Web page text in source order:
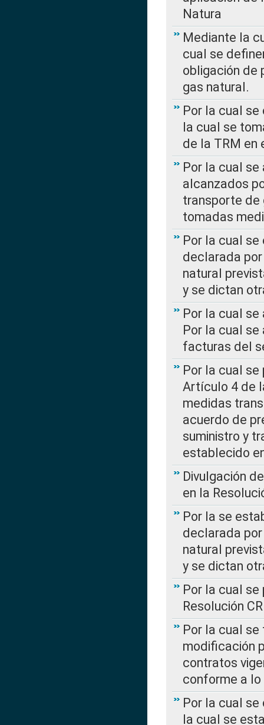
Natura
Mediante la
cual se
obligación de
gas natural.
Por la cual se
la cual se
de la TRM en
Por la cual
alcanzados
transporte de
tomadas
Por la cual
declarada
natural
y se dictan
Por la cual se
Por la cual
facturas del
Por la cual
Artículo 4 de
medidas
acuerdo de
suministro y
establecido
Divulgación
en la
Por la se
declarada
natural
y se dictan
Por la cual
Resolución
Por la cual
modificación
contratos
conforme a lo
Por la cual se
la cual se